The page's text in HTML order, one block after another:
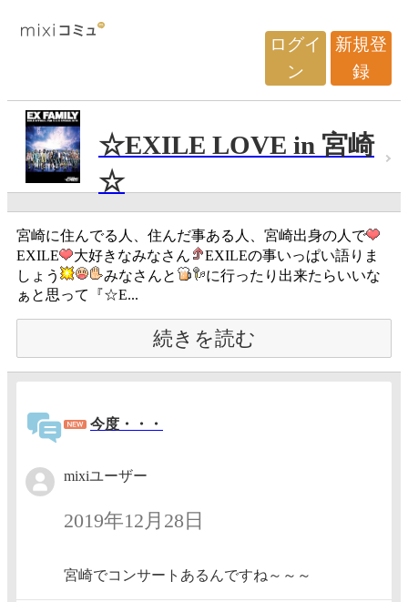
ログイ
ン
新規登
録
☆EXILE LOVE in 宮崎
☆
宮崎に住んでる人、住んだ事ある人、宮崎出身の人で
EXILE
大好きなみなさん
EXILEの事いっぱい語りま
しょう
みなさんと
に行ったり出来たらいいな
ぁと思って『☆E...
続きを読む
今度・・・
mixiユーザー
2019年12月28日
宮崎でコンサートあるんですね～～～